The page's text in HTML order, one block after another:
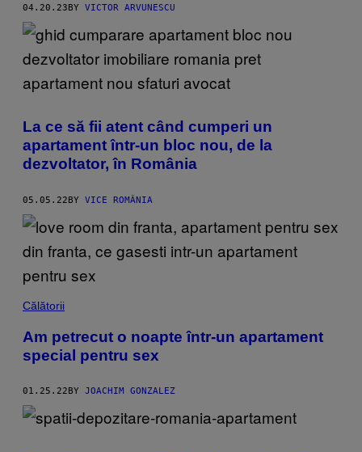
04.20.23 BY VICTOR ARVUNESCU
La ce să fii atent când cumperi un
apartament într-un bloc nou, de la
dezvoltator, în România
05.05.22BY VICE ROMÂNIA
Călătorii
Am petrecut o noapte într-un apartament
special pentru sex
01.25.22 BY JOACHIM GONZALEZ